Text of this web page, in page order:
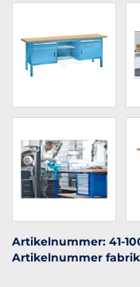
Artikelnummer: 41-
Artikelnummer